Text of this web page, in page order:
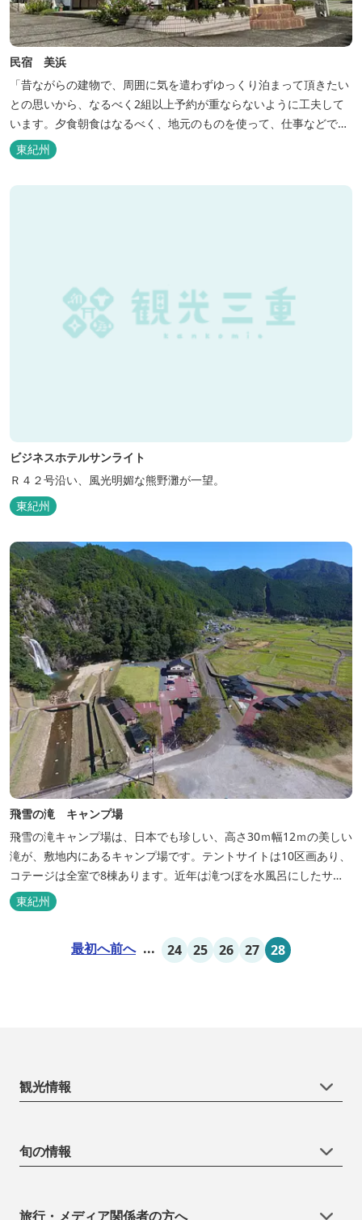
民宿 美浜
「昔ながらの建物で、周囲に気を遣わずゆっくり泊まって頂きたい
との思いから、なるべく2組以上予約が重ならないように工夫して
います。夕食朝食はなるべく、地元のものを使って、仕事などで連
泊の方には日替わりでご用意します。」オーナー様談。もし重なっ
た場合は、ごめんなさい。
東紀州
ビジネスホテルサンライト
Ｒ４２号沿い、風光明媚な熊野灘が一望。
東紀州
飛雪の滝 キャンプ場
飛雪の滝キャンプ場は、日本でも珍しい、高さ30ｍ幅12ｍの美しい
滝が、敷地内にあるキャンプ場です。テントサイトは10区画あり、
コテージは全室で8棟あります。近年は滝つぼを水風呂にしたサウ
ナが人気です。
東紀州
最初へ前へ ... 24 25 26 27 28
観光情報
旬の情報
旅行・メディア関係者の方へ